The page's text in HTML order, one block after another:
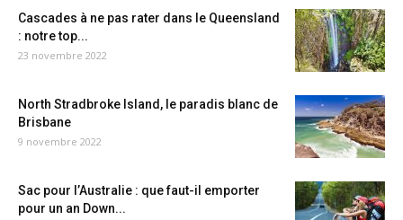
Cascades à ne pas rater dans le Queensland
: notre top...
23 novembre 2022
North Stradbroke Island, le paradis blanc de
Brisbane
9 novembre 2022
Sac pour l’Australie : que faut-il emporter
pour un an Down...